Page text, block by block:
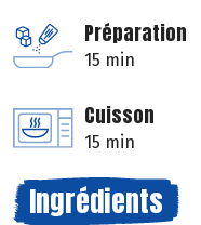
Préparation
15 min
Cuisson
15 min
Ingrédients